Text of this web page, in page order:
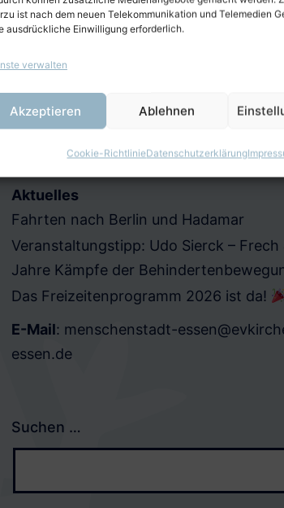
ist nach dem neuen Telekommunikation und Telemedien
ausdrückliche Einwilligung erforderlich.
verwalten
Akzeptieren Ablehnen
Cookie-RichtlinieDatenschutzerklärung
Aktuelles
Fahrten nach Berlin und Hadamar
Veranstaltungstipp: Udo Sierck – Frech
Jahre Kämpfe der
Das Freizeitenprogramm 2026 ist da!
E-Mail: menschenstadt-
essen.de
Suchen …